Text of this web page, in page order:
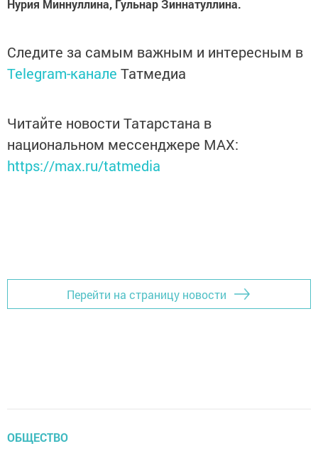
Нурия Миннуллина, Гульнар Зиннатуллина.
Следите за самым важным и интересным в
Telegram-канале Татмедиа
Читайте новости Татарстана в
национальном мессенджере MАХ:
https://max.ru/tatmedia
Перейти на страницу новости
ОБЩЕСТВО